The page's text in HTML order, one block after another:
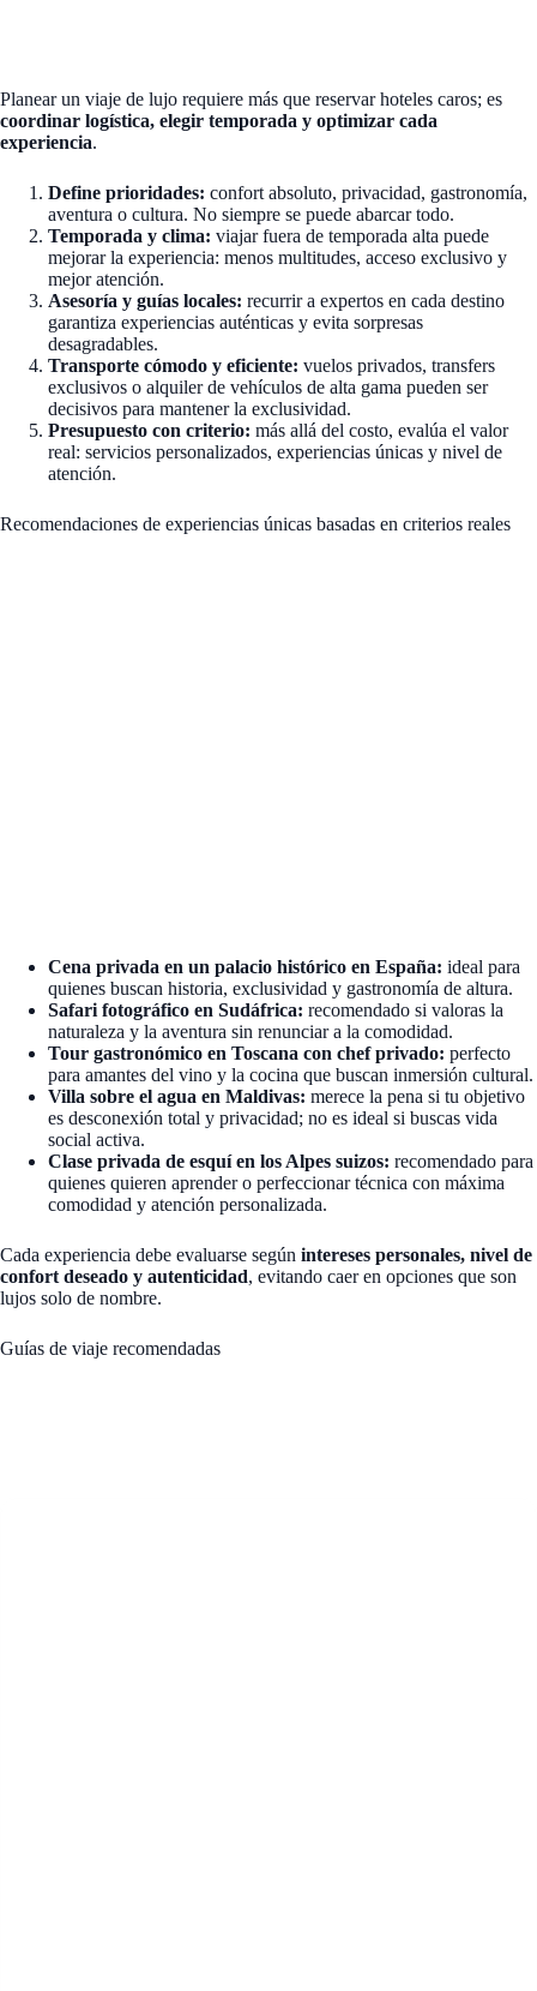
Planear un viaje de lujo requiere más que reservar hoteles caros; es
coordinar logística, elegir temporada y optimizar cada
experiencia.
Define prioridades: confort absoluto, privacidad, gastronomía,
aventura o cultura. No siempre se puede abarcar todo.
Temporada y clima: viajar fuera de temporada alta puede
mejorar la experiencia: menos multitudes, acceso exclusivo y
mejor atención.
Asesoría y guías locales: recurrir a expertos en cada destino
garantiza experiencias auténticas y evita sorpresas
desagradables.
Transporte cómodo y eficiente: vuelos privados, transfers
exclusivos o alquiler de vehículos de alta gama pueden ser
decisivos para mantener la exclusividad.
Presupuesto con criterio: más allá del costo, evalúa el valor
real: servicios personalizados, experiencias únicas y nivel de
atención.
Recomendaciones de experiencias únicas basadas en criterios reales
Cena privada en un palacio histórico en España: ideal para
quienes buscan historia, exclusividad y gastronomía de altura.
Safari fotográfico en Sudáfrica: recomendado si valoras la
naturaleza y la aventura sin renunciar a la comodidad.
Tour gastronómico en Toscana con chef privado: perfecto
para amantes del vino y la cocina que buscan inmersión cultural.
Villa sobre el agua en Maldivas: merece la pena si tu objetivo
es desconexión total y privacidad; no es ideal si buscas vida
social activa.
Clase privada de esquí en los Alpes suizos: recomendado para
quienes quieren aprender o perfeccionar técnica con máxima
comodidad y atención personalizada.
Cada experiencia debe evaluarse según intereses personales, nivel de
confort deseado y autenticidad, evitando caer en opciones que son
lujos solo de nombre.
Guías de viaje recomendadas